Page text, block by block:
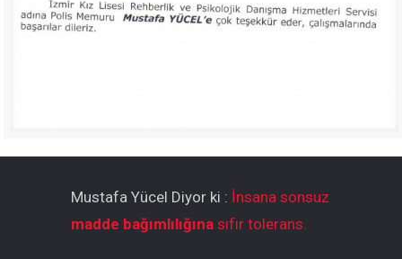
Mustafa Yücel Diyor ki : İnsana sonsuz
madde bağımlılığına sıfır tolerans.